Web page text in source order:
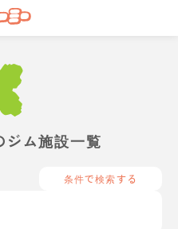
ジム施設一覧
条件で検索する